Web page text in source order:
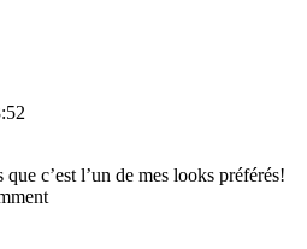
c’est l’un de mes looks préférés!